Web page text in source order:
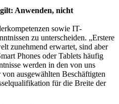
Anwenden, nicht
sowie IT-
zu unterscheiden. „Erstere
zunehmend erwartet, sind aber
Phones oder Tablets häufig
werden in den von uns
ausgewählten Beschäftigten
für die Breite der